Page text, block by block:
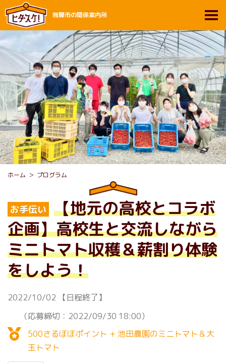
飛騨市の関係案内所
ホーム プログラム
お手伝い
【地元の高校とコラボ
企画】高校生と交流しながら
ミニトマト収穫＆薪割り体験
をしよう！
2022/10/02
【日程終了】
（応募締切：2022/09/30 18:00）
500さるぼぼポイント + 池田農園のミニトマト＆大
玉トマト